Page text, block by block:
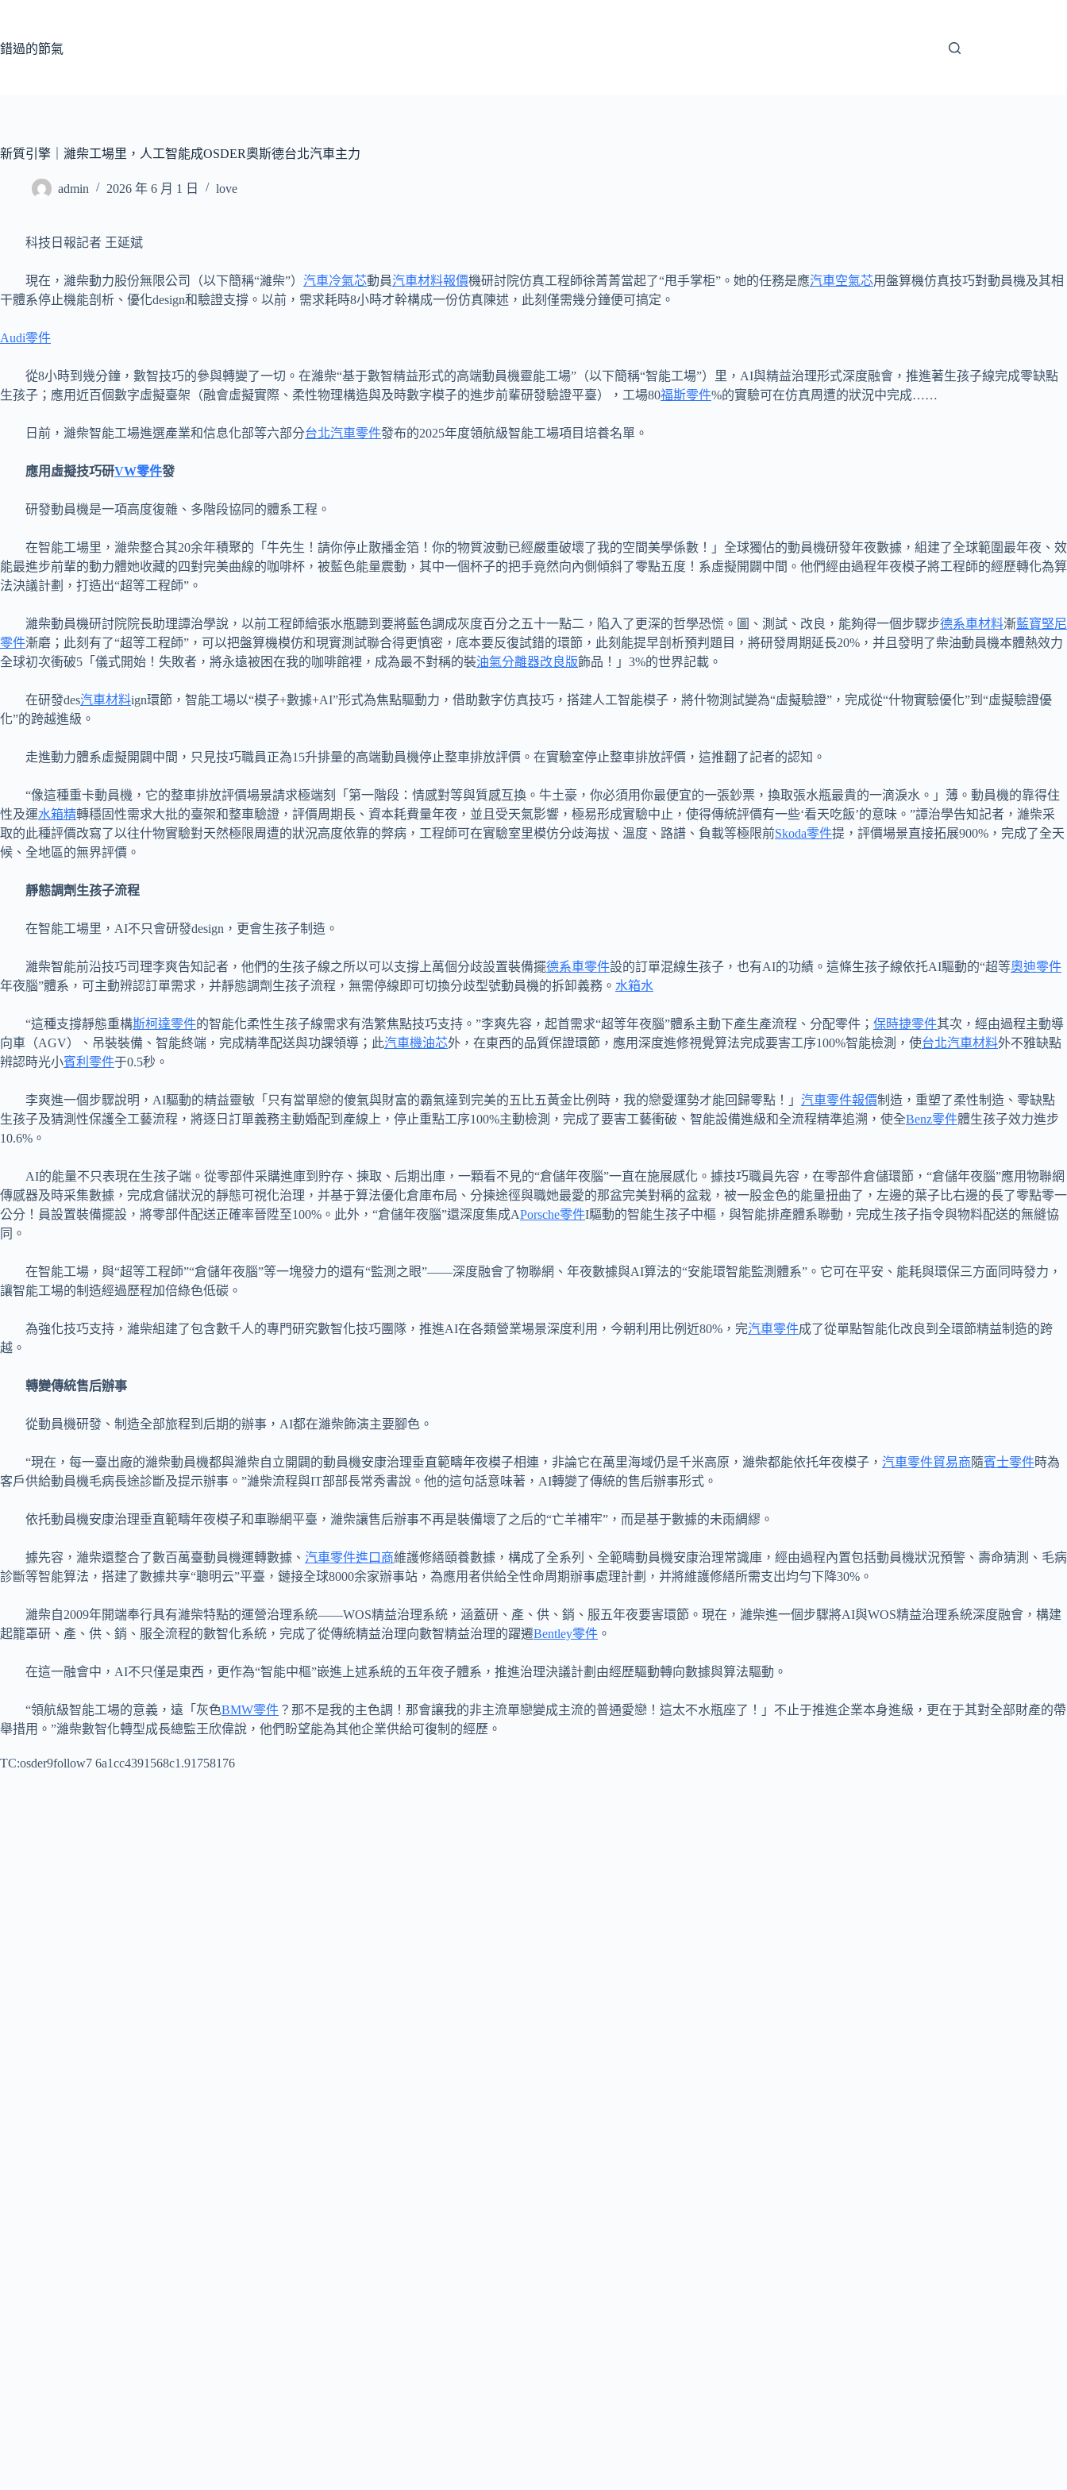
主
錯過的節氣
新質引擎｜濰柴工場里，人工智能成OSDER奧斯德台北汽車主力
admin 2026 年 6 月 1 日 love
科技日報記者 王延斌
現在，濰柴動力股份無限公司（以下簡稱“濰柴”） 汽車冷氣芯動員汽車材料報價機研討院仿真工程師徐菁菁當起了“甩手掌柜”。她的任務是應汽車空氣芯用盤算機仿真技巧對動員機及其相
干體系停止機能剖析、優化design和驗證支撐。以前，需求耗時8小時才幹構成一份仿真陳述，此刻僅需幾分鐘便可搞定。
Audi零件
從8小時到幾分鐘，數智技巧的參與轉變了一切。在濰柴“基于數智精益形式的高端動員機靈能工場”（以下簡稱“智能工場”）里，AI與精益治理形式深度融會，推進著生孩子線完成零缺點
生孩子；應用近百個數字虛擬臺架（融會虛擬實際、柔性物理構造與及時數字模子的進步前輩研發驗證平臺），工場80福斯零件%的實驗可在仿真周遭的狀況中完成……
日前，濰柴智能工場進選產業和信息化部等六部分台北汽車零件發布的2025年度領航級智能工場項目培養名單。
應用虛擬技巧研VW零件發
研發動員機是一項高度復雜、多階段協同的體系工程。
在智能工場里，濰柴整合其20余年積聚的「牛先生！請你停止散播金箔！你的物質波動已經嚴重破壞了我的空間美學係數！」全球獨佔的動員機研發年夜數據，組建了全球範圍最年夜、效
能最進步前輩的動力體她收藏的四對完美曲線的咖啡杯，被藍色能量震動，其中一個杯子的把手竟然向內側傾斜了零點五度！系虛擬開闢中間。他們經由過程年夜模子將工程師的經歷轉化為算
法決議計劃，打造出“超等工程師”。
濰柴動員機研討院院長助理譚治學說，以前工程師繪張水瓶聽到要將藍色調成灰度百分之五十一點二，陷入了更深的哲學恐慌。圖、測試、改良，能夠得一個步驟步德系車材料漸藍寶堅尼
零件漸磨；此刻有了“超等工程師”，可以把盤算機模仿和現實測試聯合得更慎密，底本要反復試錯的環節，此刻能提早剖析預判題目，將研發周期延長20%，并且發明了柴油動員機本體熱效力
全球初次衝破5「儀式開始！失敗者，將永遠被困在我的咖啡館裡，成為最不對稱的裝油氣分離器改良版飾品！」3%的世界記載。
在研發des汽車材料ign環節，智能工場以“模子+數據+AI”形式為焦點驅動力，借助數字仿真技巧，搭建人工智能模子，將什物測試變為“虛擬驗證”，完成從“什物實驗優化”到“虛擬驗證優
化”的跨越進級。
走進動力體系虛擬開闢中間，只見技巧職員正為15升排量的高端動員機停止整車排放評價。在實驗室停止整車排放評價，這推翻了記者的認知。
“像這種重卡動員機，它的整車排放評價場景請求極端刻「第一階段：情感對等與質感互換。牛土豪，你必須用你最便宜的一張鈔票，換取張水瓶最貴的一滴淚水。」薄。動員機的靠得住
性及運水箱精轉穩固性需求大批的臺架和整車驗證，評價周期長、資本耗費量年夜，並且受天氣影響，極易形成實驗中止，使得傳統評價有一些‘看天吃飯’的意味。”譚治學告知記者，濰柴采
取的此種評價改寫了以往什物實驗對天然極限周遭的狀況高度依靠的弊病，工程師可在實驗室里模仿分歧海拔、溫度、路譜、負載等極限前Skoda零件提，評價場景直接拓展900%，完成了全天
候、全地區的無界評價。
靜態調劑生孩子流程
在智能工場里，AI不只會研發design，更會生孩子制造。
濰柴智能前沿技巧司理李爽告知記者，他們的生孩子線之所以可以支撐上萬個分歧設置裝備擺德系車零件設的訂單混線生孩子，也有AI的功績。這條生孩子線依托AI驅動的“超等奧迪零件
年夜腦”體系，可主動辨認訂單需求，并靜態調劑生孩子流程，無需停線即可切換分歧型號動員機的拆卸義務。 水箱水
“這種支撐靜態重構斯柯達零件的智能化柔性生孩子線需求有浩繁焦點技巧支持。”李爽先容，起首需求“超等年夜腦”體系主動下產生產流程、分配零件； 保時捷零件其次，經由過程主動導
向車（AGV）、吊裝裝備、智能終端，完成精準配送與功課領導；此汽車機油芯外，在東西的品質保證環節，應用深度進修視覺算法完成要害工序100%智能檢測，使台北汽車材料外不雅缺點
辨認時光小賓利零件于0.5秒。
李爽進一個步驟說明，AI驅動的精益靈敏「只有當單戀的傻氣與財富的霸氣達到完美的五比五黃金比例時，我的戀愛運勢才能回歸零點！」 汽車零件報價制造，重塑了柔性制造、零缺點
生孩子及猜測性保護全工藝流程，將逐日訂單義務主動婚配到產線上，停止重點工序100%主動檢測，完成了要害工藝衝破、智能設備進級和全流程精準追溯，使全Benz零件體生孩子效力進步
10.6%。
AI的能量不只表現在生孩子端。從零部件采購進庫到貯存、揀取、后期出庫，一顆看不見的“倉儲年夜腦”一直在施展感化。據技巧職員先容，在零部件倉儲環節，“倉儲年夜腦”應用物聯網
傳感器及時采集數據，完成倉儲狀況的靜態可視化治理，并基于算法優化倉庫布局、分揀途徑與職她最愛的那盆完美對稱的盆栽，被一股金色的能量扭曲了，左邊的葉子比右邊的長了零點零一
公分！員設置裝備擺設，將零部件配送正確率晉陞至100%。此外，“倉儲年夜腦”還深度集成APorsche零件I驅動的智能生孩子中樞，與智能排產體系聯動，完成生孩子指令與物料配送的無縫協
同。
在智能工場，與“超等工程師”“倉儲年夜腦”等一塊發力的還有“監測之眼”——深度融會了物聯網、年夜數據與AI算法的“安能環智能監測體系”。它可在平安、能耗與環保三方面同時發力，
讓智能工場的制造經過歷程加倍綠色低碳。
為強化技巧支持，濰柴組建了包含數千人的專門研究數智化技巧團隊，推進AI在各類營業場景深度利用，今朝利用比例近80%，完汽車零件成了從單點智能化改良到全環節精益制造的跨
越。
轉變傳統售后辦事
從動員機研發、制造全部旅程到后期的辦事，AI都在濰柴飾演主要腳色。
“現在，每一臺出廠的濰柴動員機都與濰柴自立開闢的動員機安康治理垂直範疇年夜模子相連，非論它在萬里海域仍是千米高原，濰柴都能依托年夜模子， 汽車零件貿易商 隨賓士零件時為
客戶供給動員機毛病長途診斷及提示辦事。”濰柴流程與IT部部長常秀書說。他的這句話意味著，AI轉變了傳統的售后辦事形式。
依托動員機安康治理垂直範疇年夜模子和車聯網平臺，濰柴讓售后辦事不再是裝備壞了之后的“亡羊補牢”，而是基于數據的未雨綢繆。
據先容，濰柴還整合了數百萬臺動員機運轉數據、 汽車零件進口商維護修繕頤養數據，構成了全系列、全範疇動員機安康治理常識庫，經由過程內置包括動員機狀況預警、壽命猜測、毛病
診斷等智能算法，搭建了數據共享“聰明云”平臺，鏈接全球8000余家辦事站，為應用者供給全性命周期辦事處理計劃，并將維護修繕所需支出均勻下降30%。
濰柴自2009年開端奉行具有濰柴特點的運營治理系統——WOS精益治理系統，涵蓋研、產、供、銷、服五年夜要害環節。現在，濰柴進一個步驟將AI與WOS精益治理系統深度融會，構建
起籠罩研、產、供、銷、服全流程的數智化系統，完成了從傳統精益治理向數智精益治理的躍遷Bentley零件 。
在這一融會中，AI不只僅是東西，更作為“智能中樞”嵌進上述系統的五年夜子體系，推進治理決議計劃由經歷驅動轉向數據與算法驅動。
“領航級智能工場的意義，遠「灰色BMW零件 ？那不是我的主色調！那會讓我的非主流單戀變成主流的普通愛戀！這太不水瓶座了！」不止于推進企業本身進級，更在于其對全部財產的帶
舉措用。”濰柴數智化轉型成長總監王欣偉說，他們盼望能為其他企業供給可復制的經歷。
TC:osder9follow7 6a1cc4391568c1.91758176